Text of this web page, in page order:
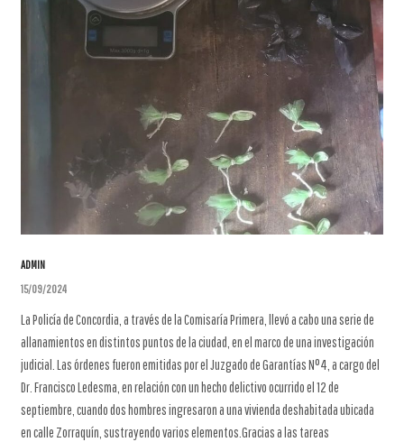
ADMIN
15/09/2024
La Policía de Concordia, a través de la Comisaría Primera, llevó a cabo una serie de
allanamientos en distintos puntos de la ciudad, en el marco de una investigación
judicial. Las órdenes fueron emitidas por el Juzgado de Garantías N°4, a cargo del
Dr. Francisco Ledesma, en relación con un hecho delictivo ocurrido el 12 de
septiembre, cuando dos hombres ingresaron a una vivienda deshabitada ubicada
en calle Zorraquín, sustrayendo varios elementos.Gracias a las tareas